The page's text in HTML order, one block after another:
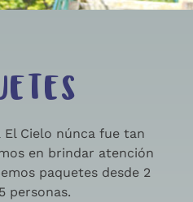
Cielo núnca fue tan
en brindar atención
paquetes desde 2
personas.